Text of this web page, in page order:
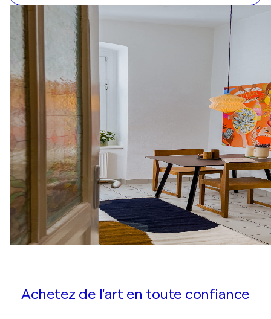
Achetez de l'art en toute confiance